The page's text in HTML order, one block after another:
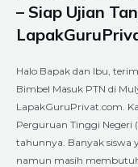
– Siap Ujian
Halo Bapak dan Ibu,
Bimbel Masuk PTN di
LapakGuruPrivat.com.
Perguruan Tinggi Negeri
tahunnya. Banyak siswa
namun masih